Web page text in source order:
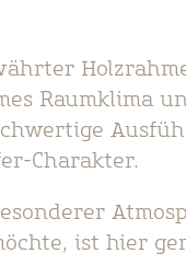
Raumklima
Charakter.
ist hier